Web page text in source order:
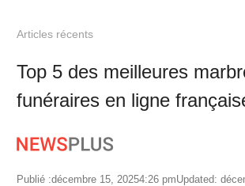
Articles récents
Top 5 des meilleures
funéraires en ligne
Publié :décembre 15, 20254:26 pmUpdated: